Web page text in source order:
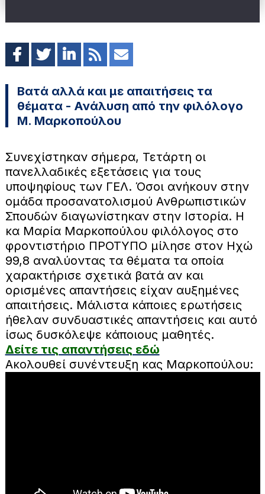
Βατά αλλά και με απαιτήσεις τα
θέματα - Ανάλυση από την φιλόλογο
Μ. Μαρκοπούλου
Συνεχίστηκαν σήμερα, Τετάρτη οι
πανελλαδικές εξετάσεις για τους
υποψηφίους των ΓΕΛ. Όσοι ανήκουν στην
ομάδα προσανατολισμού Ανθρωπιστικών
Σπουδών διαγωνίστηκαν στην Ιστορία. Η
κα Μαρία Μαρκοπούλου φιλόλογος στο
φροντιστήριο ΠΡΟΤΥΠΟ μίλησε στον Ηχώ
99,8 αναλύοντας τα θέματα τα οποία
χαρακτήρισε σχετικά βατά αν και
ορισμένες απαντήσεις είχαν αυξημένες
απαιτήσεις. Μάλιστα κάποιες ερωτήσεις
ήθελαν συνδυαστικές απαντήσεις και αυτό
ίσως δυσκόλεψε κάποιους μαθητές.
Δείτε τις απαντήσεις εδώ
Ακολουθεί συνέντευξη κας Μαρκοπούλου: